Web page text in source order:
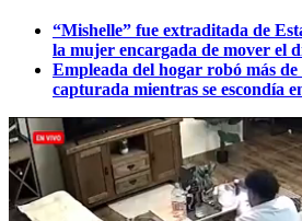
“Mishelle” fue extraditada de
la mujer encargada de mover el
Empleada del hogar robó más de
capturada mientras se escondía